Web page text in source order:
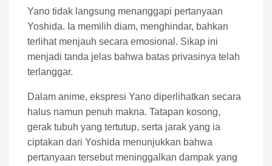
Yano tidak langsung menanggapi pertanyaan
Yoshida. Ia memilih diam, menghindar, bahkan
terlihat menjauh secara emosional. Sikap ini
menjadi tanda jelas bahwa batas privasinya telah
terlanggar.
Dalam anime, ekspresi Yano diperlihatkan secara
halus namun penuh makna. Tatapan kosong,
gerak tubuh yang tertutup, serta jarak yang ia
ciptakan dari Yoshida menunjukkan bahwa
pertanyaan tersebut meninggalkan dampak yang